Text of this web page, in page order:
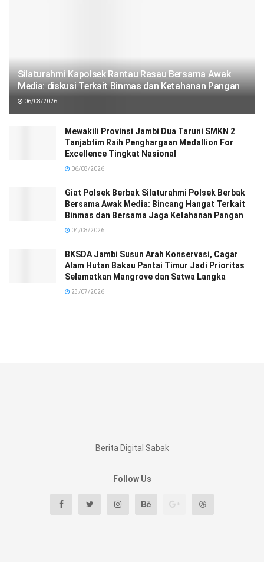
Silaturahmi Kapolsek Rantau Rasau Bersama Awak
Media: diskusi Terkait Binmas dan Ketahanan Pangan
06/08/2026
Mewakili Provinsi Jambi Dua Taruni SMKN 2
Tanjabtim Raih Penghargaan Medallion For
Excellence Tingkat Nasional
06/08/2026
Giat Polsek Berbak Silaturahmi Polsek Berbak
Bersama Awak Media: Bincang Hangat Terkait
Binmas dan Bersama Jaga Ketahanan Pangan
04/08/2026
BKSDA Jambi Susun Arah Konservasi, Cagar
Alam Hutan Bakau Pantai Timur Jadi Prioritas
Selamatkan Mangrove dan Satwa Langka
23/07/2026
Berita Digital Sabak
Follow Us